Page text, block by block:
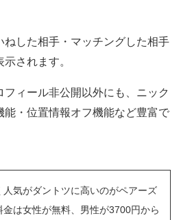
ねした相手・マッチングした相手
されます。
ィール非公開以外にも、ニック
能・位置情報オフ機能など豊富で
人気がダントツに高いのがペアーズ
金は女性が無料、男性が3700円から